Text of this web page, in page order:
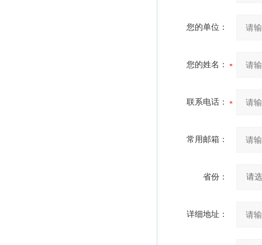
您的单位：
您的姓名：
联系电话：
常用邮箱：
省份：
详细地址：